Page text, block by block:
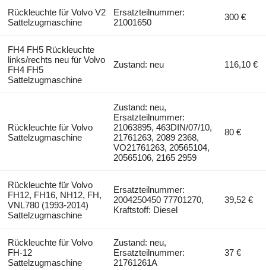
Rückleuchte für Volvo V2
Sattelzugmaschine
Ersatzteilnummer:
21001650
300 €
FH4 FH5 Rückleuchte
links/rechts neu für Volvo
FH4 FH5
Sattelzugmaschine
Zustand: neu 116,10 €
Rückleuchte für Volvo
Sattelzugmaschine
Zustand: neu,
Ersatzteilnummer:
21063895, 463DIN/07/10,
21761263, 2089 2368,
VO21761263, 20565104,
20565106, 2165 2959
80 €
Rückleuchte für Volvo
FH12, FH16, NH12, FH,
VNL780 (1993-2014)
Sattelzugmaschine
Ersatzteilnummer:
2004250450 77701270,
Kraftstoff: Diesel
39,52 €
Rückleuchte für Volvo
FH-12
Sattelzugmaschine
Zustand: neu,
Ersatzteilnummer:
21761261A
37 €